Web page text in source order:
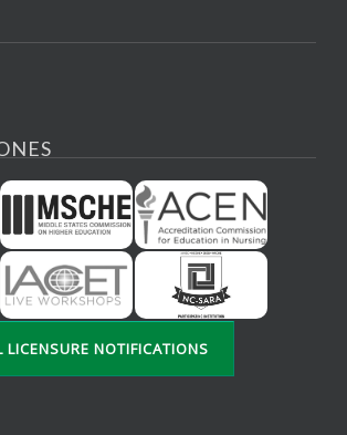
LICENSURE NOTIFICATIONS